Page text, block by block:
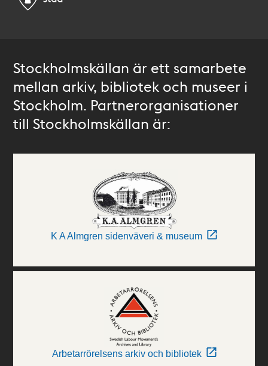
Stockholmskällan är ett samarbete
mellan arkiv, bibliotek och museer i
Stockholm. Partnerorganisationer
till Stockholmskällan är:
K A Almgren sidenväveri & museum
Arbetarrörelsens arkiv och bibliotek